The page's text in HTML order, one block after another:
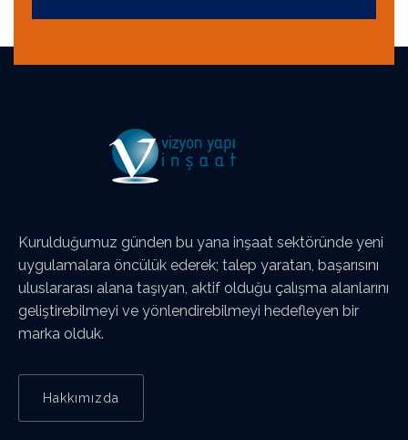
Kurulduğumuz günden bu yana inşaat sektöründe yeni
uygulamalara öncülük ederek; talep yaratan, başarısını
uluslararası alana taşıyan, aktif olduğu çalışma alanlarını
geliştirebilmeyi ve yönlendirebilmeyi hedefleyen bir
marka olduk.
Hakkımızda